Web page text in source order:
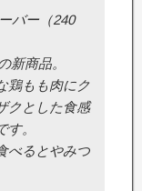
バー（240
新商品。
鶏もも肉にク
クとした食感
。
べるとやみつ